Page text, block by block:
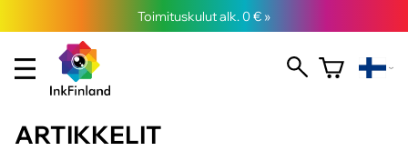
Toimituskulut alk. 0 € »
ARTIKKELIT